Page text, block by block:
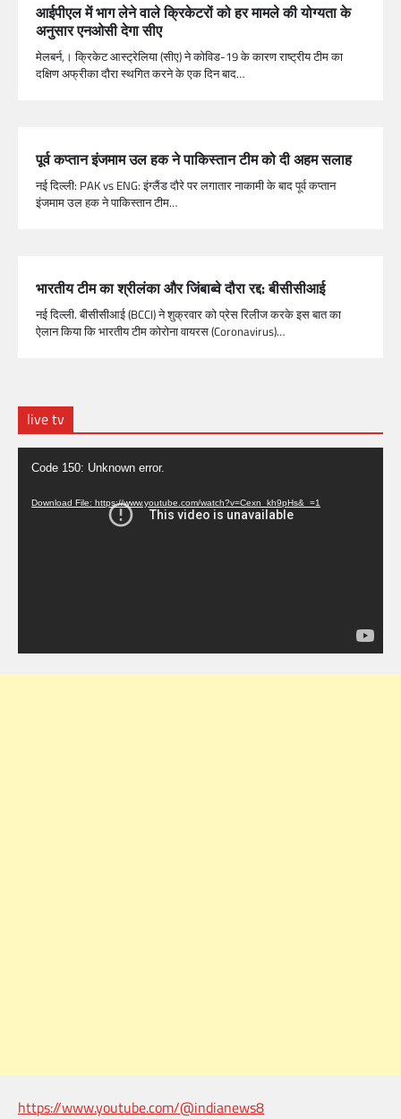
आईपीएल में भाग लेने वाले क्रिकेटरों को हर मामले की योग्यता के
अनुसार एनओसी देगा सीए
मेलबर्न,। क्रिकेट आस्ट्रेलिया (सीए) ने कोविड-19 के कारण राष्ट्रीय टीम का
दक्षिण अफ्रीका दौरा स्थगित करने के एक दिन बाद…
पूर्व कप्तान इंजमाम उल हक ने पाकिस्तान टीम को दी अहम सलाह
नई दिल्ली: PAK vs ENG: इंग्लैंड दौरे पर लगातार नाकामी के बाद पूर्व कप्तान
इंजमाम उल हक ने पाकिस्तान टीम…
भारतीय टीम का श्रीलंका और जिंबाब्वे दौरा रद्द: बीसीसीआई
नई दिल्ली. बीसीसीआई (BCCI) ने शुक्रवार को प्रेस रिलीज करके इस बात का
ऐलान किया कि भारतीय टीम कोरोना वायरस (Coronavirus)…
live tv
Video
Player
Code 150: Unknown error.
Download File: https://www.youtube.com/watch?v=Cexn_kh9pHs&_=1
https://www.youtube.com/@indianews8